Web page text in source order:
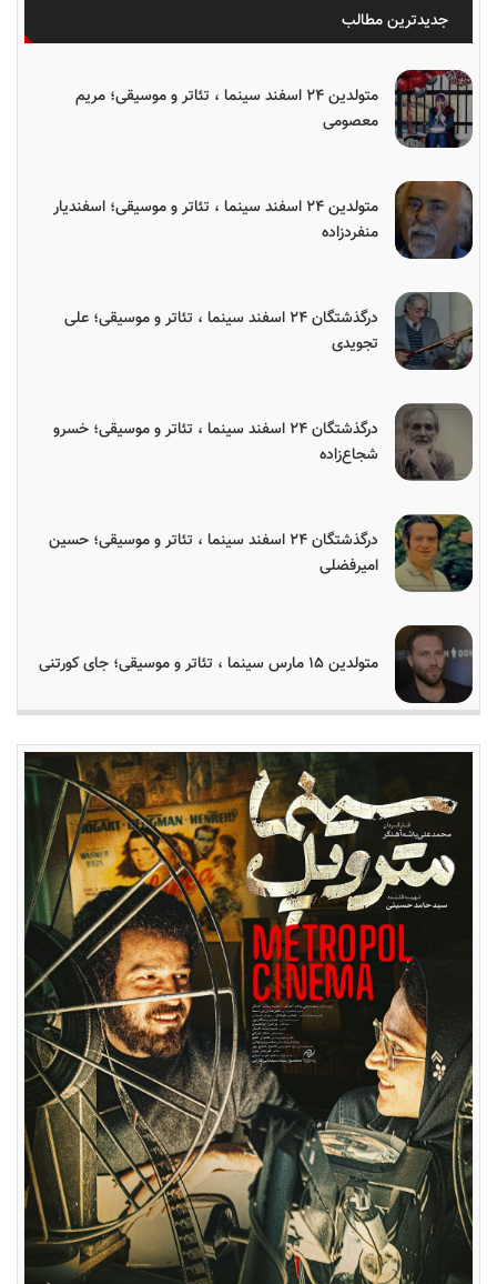
جدیدترین مطالب
متولدین ۲۴ اسفند سینما ، تئاتر و موسیقی؛ مریم
معصومی
متولدین ۲۴ اسفند سینما ، تئاتر و موسیقی؛ اسفندیار
منفردزاده
درگذشتگان ۲۴ اسفند سینما ، تئاتر و موسیقی؛ علی
تجویدی
درگذشتگان ۲۴ اسفند سینما ، تئاتر و موسیقی؛ خسرو
شجاع‌زاده
درگذشتگان ۲۴ اسفند سینما ، تئاتر و موسیقی؛ حسین
امیرفضلی
متولدین ۱۵ مارس سینما ، تئاتر و موسیقی؛ جای کورتنی